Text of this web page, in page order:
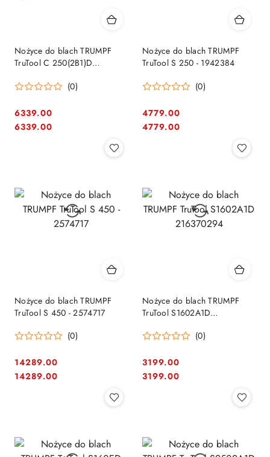
Nożyce do blach TRUMPF
TruTool C 250(2B1)D
(0)
Cena:
6339.00
Cena:
6339.00
Nożyce do blach TRUMPF
TruTool S 250 - 1942384
(0)
Cena:
4779.00
Cena:
4779.00
Nożyce do blach TRUMPF
TruTool S 450 - 2574717
(0)
Cena:
14289.00
Cena:
14289.00
Nożyce do blach TRUMPF
TruTool S1602A1D
(0)
Cena:
3199.00
Cena:
3199.00